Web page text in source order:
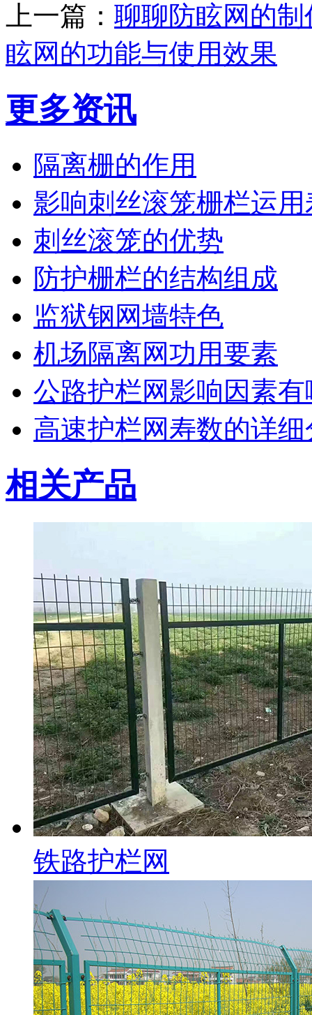
上一篇： 聊聊防眩网的
眩网的功能与使用效果
更多资讯
隔离栅的作用
影响刺丝滚笼栅栏运
刺丝滚笼的优势
防护栅栏的结构组成
监狱钢网墙特色
机场隔离网功用要素
公路护栏网影响因素
高速护栏网寿数的详细
相关产品
铁路护栏网